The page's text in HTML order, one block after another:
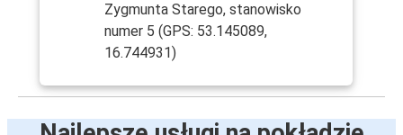
Zygmunta Starego, stanowisko
numer 5 (GPS: 53.145089,
16.744931)